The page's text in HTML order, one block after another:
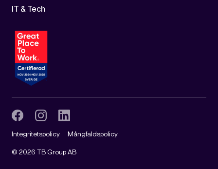
IT & Tech
© 2026 TB Group AB
Integritetspolicy Mångfaldspolicy